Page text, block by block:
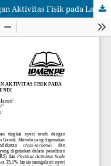
Hubungan Tingkat Nyeri Sendi dengan Aktivitas Fisik pada Lansia Gangguan Sendi